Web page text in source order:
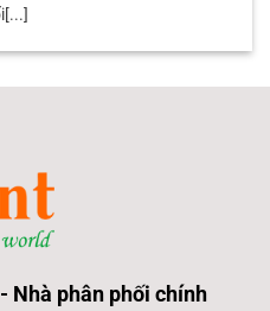
Nhà phân phối chính